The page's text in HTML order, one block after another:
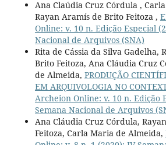
Ana Claúdia Cruz Córdula ,
Rayan Aramís de Brito Feitoza ,
Online: v. 10 n. Edição Especial
Nacional de Arquivos (SNA)
Rita de Cássia da Silva Gadelha,
Brito Feitoza, Ana Cláudia Cruz
de Almeida, PRODUÇÃO
EM ARQUIVOLOGIA NO
Archeion Online: v. 10 n. Edição
Semana Nacional de Arquivos
Ana Cláudia Cruz Córdula,
Feitoza, Carla Maria de Almeida,